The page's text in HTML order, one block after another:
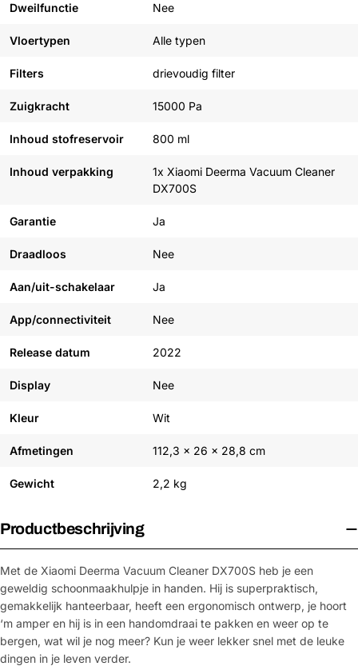
Dweilfunctie Nee
Vloertypen Alle typen
Filters drievoudig filter
Zuigkracht 15000 Pa
Inhoud stofreservoir 800 ml
Inhoud verpakking
1x Xiaomi Deerma Vacuum Cleaner
DX700S
Garantie Ja
Draadloos Nee
Aan/uit-schakelaar Ja
App/connectiviteit Nee
Release datum 2022
Display Nee
Kleur Wit
Afmetingen 112,3 x 26 x 28,8 cm
Gewicht 2,2 kg
Productbeschrijving
Met de Xiaomi Deerma Vacuum Cleaner DX700S heb je een
geweldig schoonmaakhulpje in handen. Hij is superpraktisch,
gemakkelijk hanteerbaar, heeft een ergonomisch ontwerp, je hoort
‘m amper en hij is in een handomdraai te pakken en weer op te
bergen, wat wil je nog meer? Kun je weer lekker snel met de leuke
dingen in je leven verder.